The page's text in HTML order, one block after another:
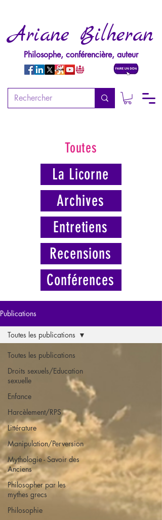
Ariane Bilheran
Philosophe, conférencière, auteur
Toutes
La Licorne
Archives
Entretiens
Recensions
Conférences
Publications
Toutes les publications
Droits sexuels/Education
sexuelle
Enfance
Harcèlement/RPS
Littérature
Manipulation/Perversion
Mythologie - Savoir des
Anciens
Philosopher par les
mythes grecs
Philosophie
Toutes les publications